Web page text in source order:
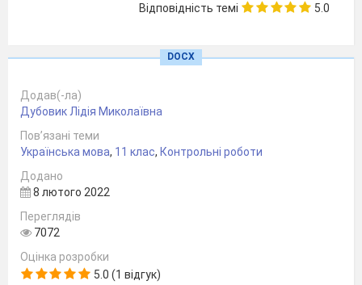
Завдання 7-9 передбачає встановлення
7. Розділ риторики, який вивчає
7 .1. Інвенція
ораторської промови
2. Елокуцiя
3. Еристика
4. Меморiя
Г) виразнiсть ораторської
Відповідність темі
5.0
DOCX
Додав(-ла)
Дубовик Лідія Миколаївна
Пов’язані теми
Українська мова, 11 клас, Контрольні роботи
Додано
8 лютого 2022
Переглядів
7072
Оцінка розробки
5.0 (1 відгук)